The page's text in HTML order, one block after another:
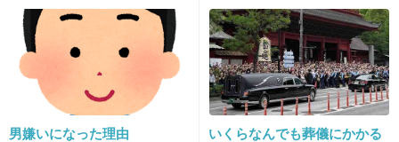
33. 匿名 2016/04/27(水) 18:24:46
鼻が綺麗じゃないとサングラス似合わない
+314 -25
男嫌いになった理由 いくらなんでも葬儀にかかる